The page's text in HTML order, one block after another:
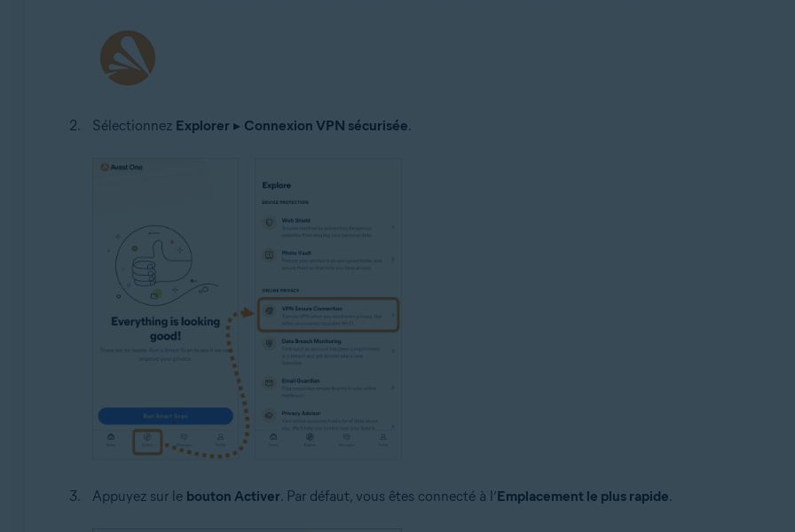
Sélectionnez Explorer ▸ Connexion VPN sécurisée.
Appuyez sur le bouton Activer. Par défaut, vous êtes connecté à l’Emplacement le plus rapide.